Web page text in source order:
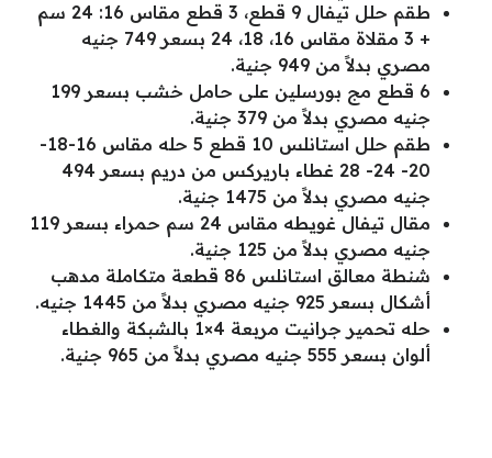
طقم حلل تيفال 9 قطع، 3 قطع مقاس 16: 24 سم
+ 3 مقلاة مقاس 16، 18، 24 بسعر 749 جنيه
مصري بدلاً من 949 جنية.
6 قطع مج بورسلين على حامل خشب بسعر 199
جنيه مصري بدلاً من 379 جنية.
طقم حلل استانلس 10 قطع 5 حله مقاس 16-18-
20- 24- 28 غطاء باريركس من دريم بسعر 494
جنيه مصري بدلاً من 1475 جنية.
مقال تيفال غويطه مقاس 24 سم حمراء بسعر 119
جنيه مصري بدلاً من 125 جنية.
شنطة معالق استانلس 86 قطعة متكاملة مدهب
أشكال بسعر 925 جنيه مصري بدلاً من 1445 جنيه.
حله تحمير جرانيت مربعة 4×1 بالشبكة والغطاء
ألوان بسعر 555 جنيه مصري بدلاً من 965 جنية.